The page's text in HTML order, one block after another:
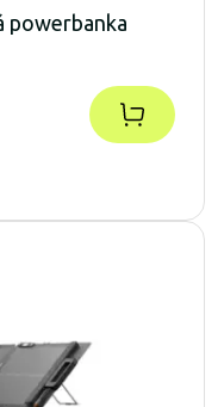
powerbanka